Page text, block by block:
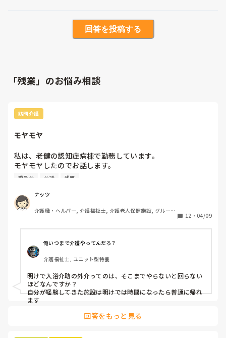
回答を投稿する
「残業」のお悩み相談
訪問介護
モヤモヤ
私は、老健の認知症病棟で勤務しています。
モヤモヤしたのでお話します。
常に夜勤明けで入浴介助の外介、フロアで整容、昼食準備、
します。他の勤務のときでは、委員会の仕事、係の仕事、行
事の仕事をしています。利用者様のお通夜に行くこともあり
ます。残業多めのところです。
皆さんのところは、どうですか？
委員会 会議 残業
ナッツ
介護職・ヘルパー, 介護福祉士, 介護老人保健施設, グループ
12 ・ 04/09
俺いつまで介護やってんだろ？
介護福祉士, ユニット型特養
明けで入浴介助の外介ってのは、そこまでやらないと回らない
ほどなんですか？
自分が経験してきた施設は明けでは時間になったら普通に帰れ
ます
回答をもっと見る